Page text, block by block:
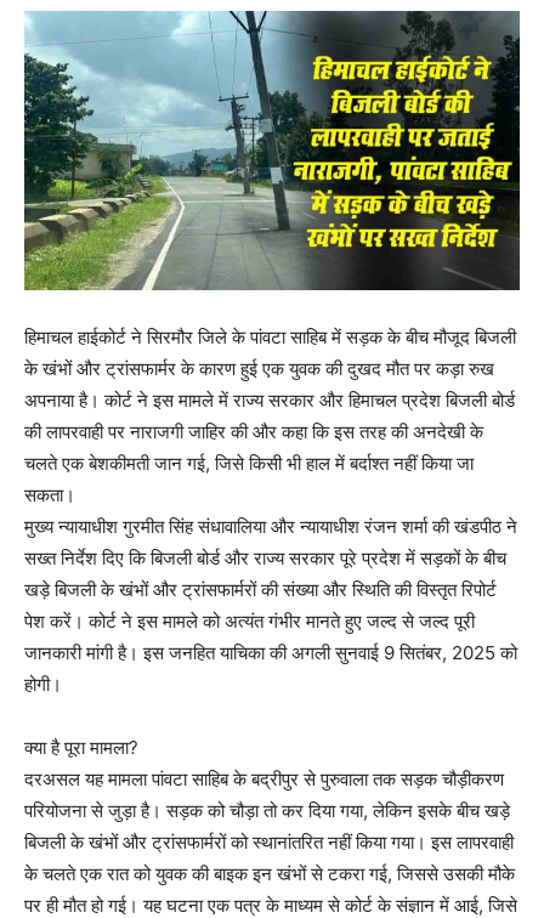
हिमाचल हाईकोर्ट ने सिरमौर जिले के पांवटा साहिब में सड़क के बीच मौजूद बिजली
के खंभों और ट्रांसफार्मर के कारण हुई एक युवक की दुखद मौत पर कड़ा रुख
अपनाया है। कोर्ट ने इस मामले में राज्य सरकार और हिमाचल प्रदेश बिजली बोर्ड
की लापरवाही पर नाराजगी जाहिर की और कहा कि इस तरह की अनदेखी के
चलते एक बेशकीमती जान गई, जिसे किसी भी हाल में बर्दाश्त नहीं किया जा
सकता।
मुख्य न्यायाधीश गुरमीत सिंह संधावालिया और न्यायाधीश रंजन शर्मा की खंडपीठ ने
सख्त निर्देश दिए कि बिजली बोर्ड और राज्य सरकार पूरे प्रदेश में सड़कों के बीच
खड़े बिजली के खंभों और ट्रांसफार्मरों की संख्या और स्थिति की विस्तृत रिपोर्ट
पेश करें। कोर्ट ने इस मामले को अत्यंत गंभीर मानते हुए जल्द से जल्द पूरी
जानकारी मांगी है। इस जनहित याचिका की अगली सुनवाई 9 सितंबर, 2025 को
होगी।
क्या है पूरा मामला?
दरअसल यह मामला पांवटा साहिब के बद्रीपुर से पुरुवाला तक सड़क चौड़ीकरण
परियोजना से जुड़ा है। सड़क को चौड़ा तो कर दिया गया, लेकिन इसके बीच खड़े
बिजली के खंभों और ट्रांसफार्मरों को स्थानांतरित नहीं किया गया। इस लापरवाही
के चलते एक रात को युवक की बाइक इन खंभों से टकरा गई, जिससे उसकी मौके
पर ही मौत हो गई। यह घटना एक पत्र के माध्यम से कोर्ट के संज्ञान में आई, जिसे